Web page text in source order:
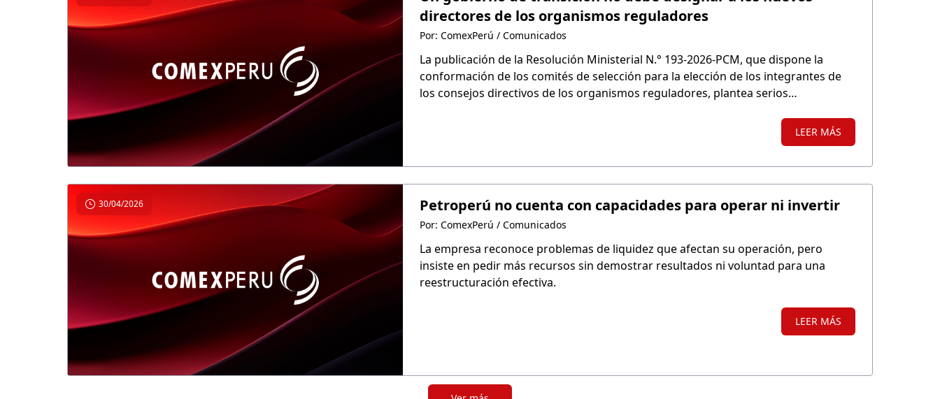
directores de los organismos reguladores
Por: ComexPerú / Comunicados
La publicación de la Resolución Ministerial N.° 193-2026-PCM, que dispone la
conformación de los comités de selección para la elección de los integrantes de
los consejos directivos de los organismos reguladores, plantea serios
LEER MÁS
30/04/2026 Petroperú no cuenta con capacidades para operar ni invertir
Por: ComexPerú / Comunicados
La empresa reconoce problemas de liquidez que afectan su operación, pero
insiste en pedir más recursos sin demostrar resultados ni voluntad para una
reestructuración efectiva.
LEER MÁS